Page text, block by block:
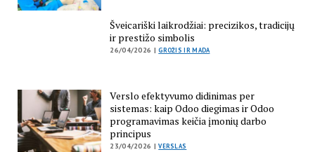
Šveicariški laikrodžiai: precizikos, tradicijų
ir prestižo simbolis
26/04/2026 |GROŽIS IR MADA
Verslo efektyvumo didinimas per
sistemas: kaip Odoo diegimas ir Odoo
programavimas keičia įmonių darbo
principus
23/04/2026 |VERSLAS